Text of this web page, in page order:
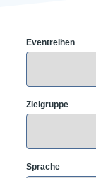
Eventreihen
Zielgruppe
Sprache